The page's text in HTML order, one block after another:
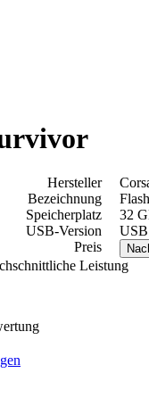
Hersteller
Bezeichnung
Speicherplatz
32
USB-Version
Preis
Leistung